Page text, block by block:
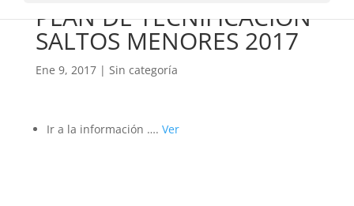
PLAN DE TECNIFICACIÓN
SALTOS MENORES 2017
Ene 9, 2017| Sin categoría
Ir a la información …. Ver